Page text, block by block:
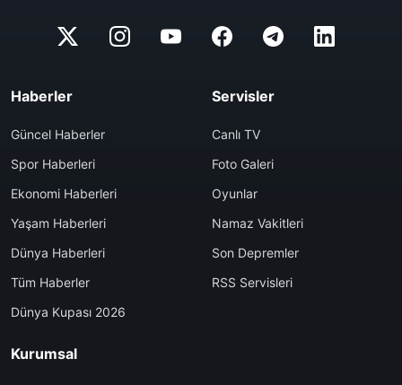
Haberler
Güncel Haberler
Spor Haberleri
Ekonomi Haberleri
Yaşam Haberleri
Dünya Haberleri
Tüm Haberler
Dünya Kupası 2026
Servisler
Canlı TV
Foto Galeri
Oyunlar
Namaz Vakitleri
Son Depremler
RSS Servisleri
Kurumsal